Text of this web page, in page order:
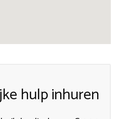
hulp inhuren